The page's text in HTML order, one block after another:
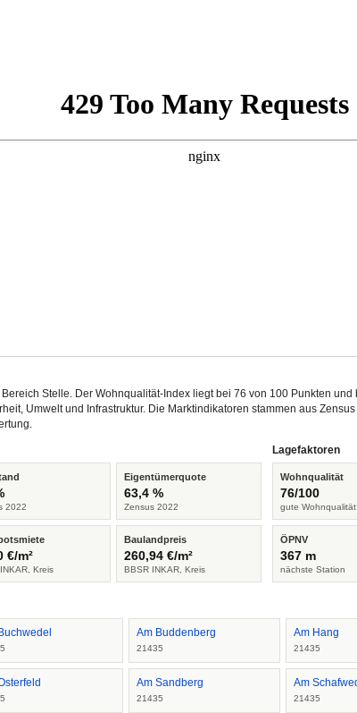
Stelle. Der Wohnqualität-Index liegt bei 76 von 100 Punkten
Umwelt und Infrastruktur. Die Marktindikatoren stammen aus
2022
Eigentümerquote
63,4 %
Zensus 2022
€/m²
Kreis
Baulandpreis
260,94 €/m²
BBSR INKAR, Kreis
Lagefaktoren
Wohnqualität
76/100
gute Wohnqualität
ÖPNV
367 m
nächste Station
Am Buddenberg
21435
Am Hang
21435
Am Sandberg
21435
Am
21435